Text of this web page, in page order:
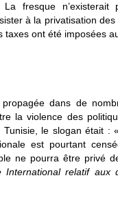
fresque n’existerait
à la privatisation des
ont été imposées
dans de
la violence des
le slogan était :
est pourtant
ne pourra être privé
International relatif aux